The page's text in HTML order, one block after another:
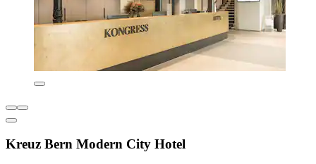
Kreuz Bern Modern City Hotel